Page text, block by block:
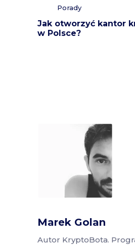
Porady
Jak otworzyć kantor
w Polsce?
Marek Golan
Autor KryptoBota.